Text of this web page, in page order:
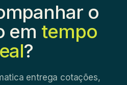
o
em tempo
?
entrega cotações,